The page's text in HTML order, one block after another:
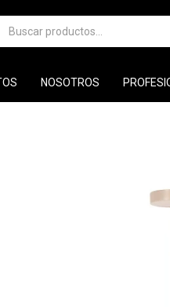
NOSOTROS